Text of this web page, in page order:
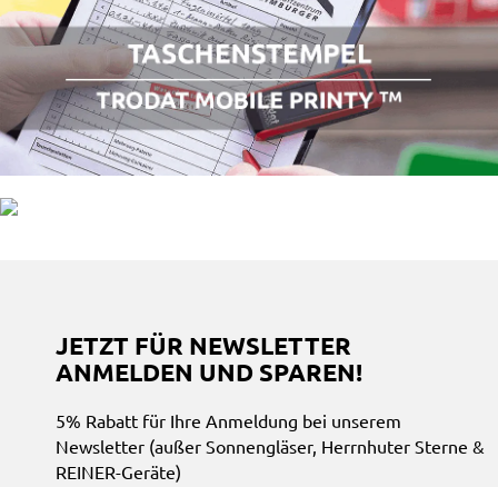
JETZT FÜR NEWSLETTER
ANMELDEN UND SPAREN!
5% Rabatt für Ihre Anmeldung bei unserem
Newsletter (außer Sonnengläser, Herrnhuter Sterne &
REINER-Geräte)